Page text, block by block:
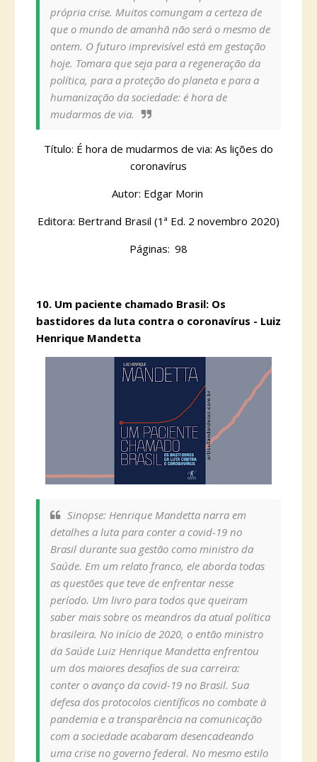
própria crise. Muitos comungam a certeza de
que o mundo de amanhã não será o mesmo de
ontem. O futuro imprevisível está em gestação
hoje. Tomara que seja para a regeneração da
política, para a proteção do planeta e para a
humanização da sociedade: é hora de
mudarmos de via.
Título: É hora de mudarmos de via: As lições do
coronavírus
Autor: Edgar Morin
Editora: Bertrand Brasil (1ª Ed. 2 novembro 2020)
Páginas: 98
10. Um paciente chamado Brasil: Os
bastidores da luta contra o coronavírus - Luiz
Henrique Mandetta
Sinopse: Henrique Mandetta narra em
detalhes a luta para conter a covid-19 no
Brasil durante sua gestão como ministro da
Saúde. Em um relato franco, ele aborda todas
as questões que teve de enfrentar nesse
período. Um livro para todos que queiram
saber mais sobre os meandros da atual política
brasileira. No início de 2020, o então ministro
da Saúde Luiz Henrique Mandetta enfrentou
um dos maiores desafios de sua carreira:
conter o avanço da covid-19 no Brasil. Sua
defesa dos protocolos científicos no combate à
pandemia e a transparência na comunicação
com a sociedade acabaram desencadeando
uma crise no governo federal. No mesmo estilo